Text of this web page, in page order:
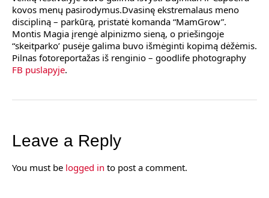
kovos menų pasirodymus.Dvasinę ekstremalaus meno
discipliną – parkūrą, pristatė komanda “MamGrow”.
Montis Magia įrengė alpinizmo sieną, o priešingoje
“skeitparko’ pusėje galima buvo išmėginti kopimą dėžėmis.
Pilnas fotoreportažas iš renginio – goodlife photography
FB puslapyje.
Leave a Reply
You must be logged in to post a comment.